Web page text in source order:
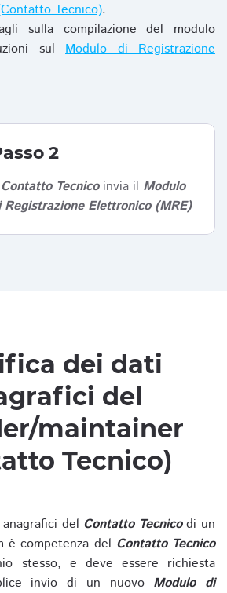
Tecnico).
sulla compilazione del modulo
sul Modulo di Registrazione
2
Contatto Tecnicoinvia il Modulo
Registrazione Elettronico (MRE)
dei dati
del
maintainer
Tecnico)
del Contatto Tecnicodi un
è competenza del Contatto Tecnico
stesso, e deve essere richiesta
invio di un nuovo Modulo di